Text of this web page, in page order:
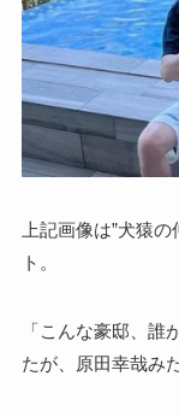
上記画像は”犬猿
ト。
「こんな豪邸、誰
たが、原田幸哉み